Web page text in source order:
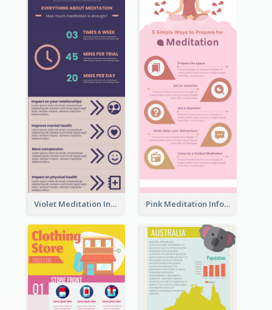
Violet Meditation Infographic Pink Meditation Infographic